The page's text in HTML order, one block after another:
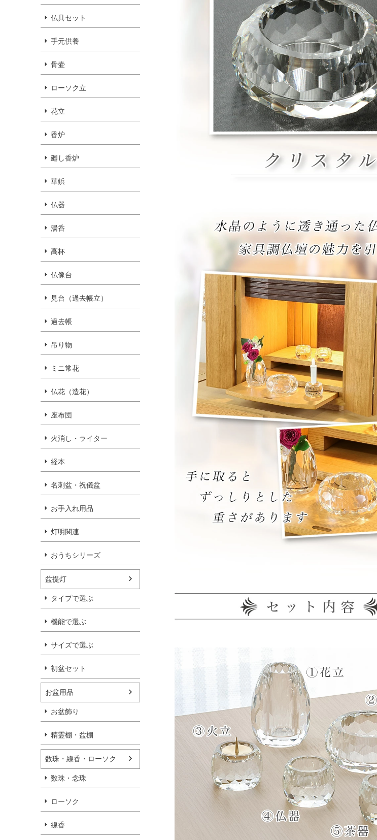
仏具セット
手元供養
骨壷
ローソク立
花立
香炉
廻し香炉
華鋲
仏器
湯呑
高杯
仏像台
見台（過去帳立）
過去帳
吊り物
ミニ常花
仏花（造花）
座布団
火消し・ライター
経本
名刺盆・祝儀盆
お手入れ用品
灯明関連
おうちシリーズ
盆提灯
タイプで選ぶ
機能で選ぶ
サイズで選ぶ
初盆セット
お盆用品
お盆飾り
精霊棚・盆棚
数珠・線香・ローソク
数珠・念珠
ローソク
線香